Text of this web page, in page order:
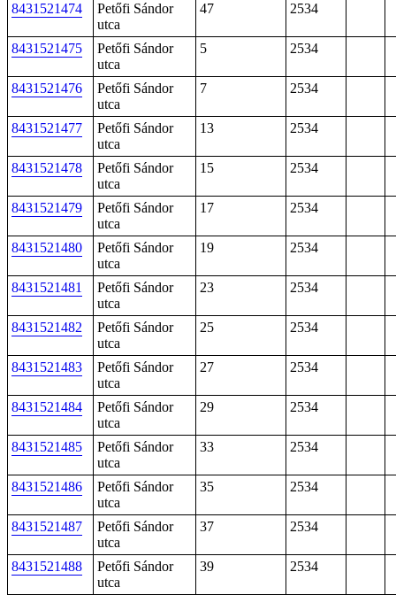
8431521474
Petőfi Sándor
utca
47 2534
8431521475
Petőfi Sándor
utca
5 2534
8431521476
Petőfi Sándor
utca
7 2534
8431521477
Petőfi Sándor
utca
13 2534
8431521478
Petőfi Sándor
utca
15 2534
8431521479
Petőfi Sándor
utca
17 2534
8431521480
Petőfi Sándor
utca
19 2534
8431521481
Petőfi Sándor
utca
23 2534
8431521482
Petőfi Sándor
utca
25 2534
8431521483
Petőfi Sándor
utca
27 2534
8431521484
Petőfi Sándor
utca
29 2534
8431521485
Petőfi Sándor
utca
33 2534
8431521486
Petőfi Sándor
utca
35 2534
8431521487
Petőfi Sándor
utca
37 2534
8431521488
Petőfi Sándor
utca
39 2534